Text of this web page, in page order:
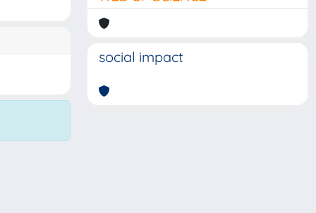
social impact